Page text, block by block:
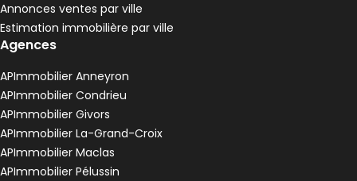
80 000 €
Rive-de-Gier - 42800
Appartement • 4 pièces • 77 m²
DPE :
,
70 m² 2 pièces La Grand-
Aller à l'image1
Aller à l'image2
Aller à l'image3
Aller à l'image4
Aller à l'image5
Annonces ventes par ville
Estimation immobilière par ville
Agences
APImmobilier Anneyron
APImmobilier Condrieu
APImmobilier Givors
APImmobilier La-Grand-Croix
APImmobilier Maclas
APImmobilier Pélussin